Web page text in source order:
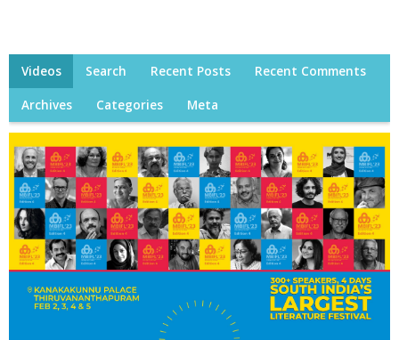
Videos Search Recent Posts Recent Comments
Archives Categories Meta